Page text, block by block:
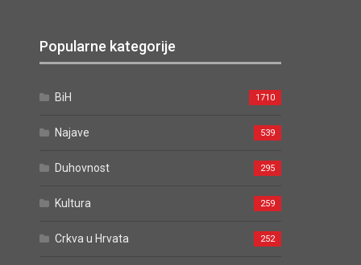
Popularne kategorije
BiH 1710
Najave 539
Duhovnost 295
Kultura 259
Crkva u Hrvata 252